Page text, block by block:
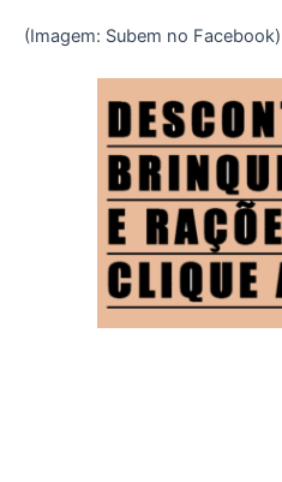
(Imagem: Subem no Facebook)